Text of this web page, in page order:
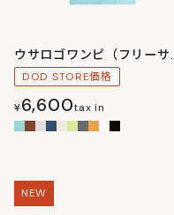
ウサロゴ
DOD STORE価格
¥6,600tax in
NEW